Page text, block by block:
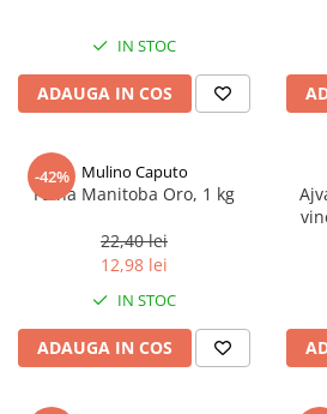
Sare de mare din Marea Nordului
Sare de mare din Oceanele Pacific
si Indian
Portugalia
Sare de roca
Sare speciala
Terine si placinte
Prajitore paine
Gratare
IN STOC
ADAUGA IN COS
-42% Mulino Caputo
Faina Manitoba Oro, 1 kg
22,40 lei
12,98 lei
IN STOC
ADAUGA IN COS